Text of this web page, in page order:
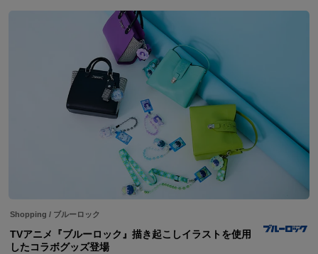
Shopping / ブルーロック
TVアニメ『ブルーロック』描き起こしイラストを使用
したコラボグッズ登場